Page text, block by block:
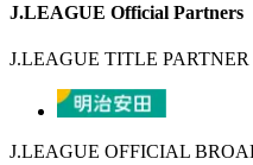
J.LEAGUE Official Partners
J.LEAGUE TITLE PARTNER
J.LEAGUE OFFICIAL